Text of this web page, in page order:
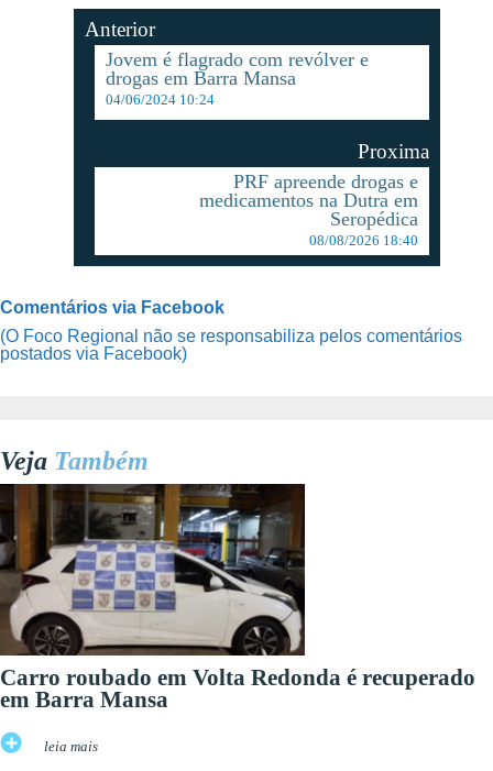
Anterior
Jovem é flagrado com revólver e
drogas em Barra Mansa
04/06/2024 10:24
Proxima
PRF apreende drogas e
medicamentos na Dutra em
Seropédica
08/08/2026 18:40
Comentários via Facebook
(O Foco Regional não se responsabiliza pelos comentários
postados via Facebook)
Veja Também
Carro roubado em Volta Redonda é recuperado
em Barra Mansa
leia mais